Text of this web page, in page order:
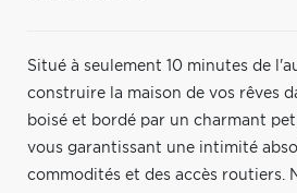
Situé à seulement 10 minutes de
construire la maison de vos rêves
boisé et bordé par un charmant
vous garantissant une intimité
commodités et des accès routiers.